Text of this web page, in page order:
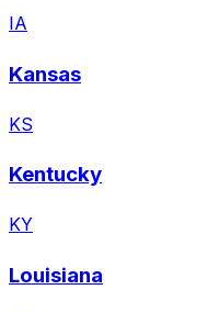
IA
Kansas
KS
Kentucky
KY
Louisiana